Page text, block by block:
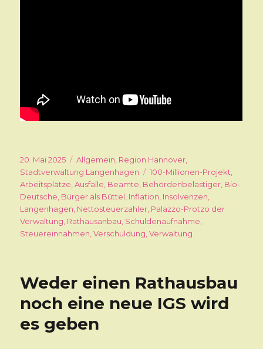
Veröffentlicht
am
20. Mai 2025 Kategorien
Allgemein Region Hannover
Stadtverwaltung Langenhagen
Schlagwörter
100-Millionen-Projekt
Arbeitsplätze ,Ausfälle Beamte Behördenbelästiger Bio-
Deutsche Bürger als Büttel Inflation Insolvenzen
Langenhagen Nettosteuerzahler Palazzo-Protzo der
Verwaltung Rathausanbau Schuldenaufnahme
Steuereinnahmen ,Verschuldung ,Verwaltung
Weder einen Rathausbau
noch eine neue IGS wird
es geben